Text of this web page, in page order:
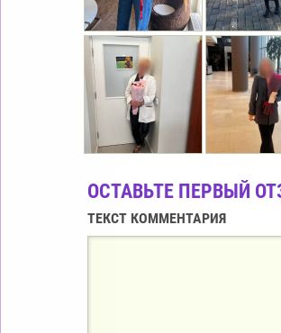
ОСТАВЬТЕ ПЕРВЫЙ
ТЕКСТ КОММЕНТАРИЯ